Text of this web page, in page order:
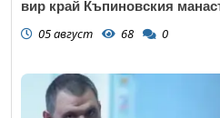
вир край Къпиновския
05 август 68 0